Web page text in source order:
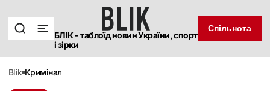
БЛІК - таблоїд новин України, спорт
і зірки
Спільнота
blik кримінал